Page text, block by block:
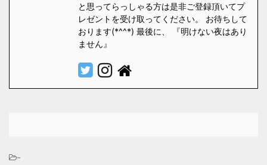
と思ってらっしゃる方は是非ご登録頂いてプ
レゼントを受け取ってください。 お待ちして
おります(*^^*) 最後に、 『明けない夜はあり
ません』
-